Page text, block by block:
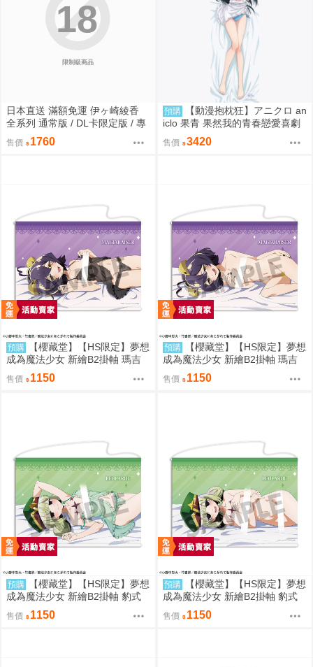
限制級商品
18
日本直送 滿額免運 伊ヶ崎綾香
全系列 通常版 / DL卡限定版 / 專
屬香味 / 枕套 / 豪華套組 疾風雷
神
售價 1760
預購
【動漫抱枕狂】アニクロ an
iclo 果青 果然我的青春戀愛喜劇
搞錯了 雪之下雪乃 海の家Ver 等
身抱枕套0830 預購
售價 3420
預購
【櫻藏堂】【HS限定】夢想
成為魔法少女 新繪B2掛軸 瑪吉
雅邪惡 陪睡A 超憧憬Ver. |日空 動
漫周邊
售價 1150
預購
【櫻藏堂】【HS限定】夢想
成為魔法少女 新繪B2掛軸 瑪吉
雅邪惡 陪睡B 超憧憬Ver. |日空
動漫周邊
售價 1150
預購
【櫻藏堂】【HS限定】夢想
成為魔法少女 新繪B2掛軸 豹式
裝甲 陪睡A 超憧憬Ver. |日空 動漫
周邊
售價 1150
預購
【櫻藏堂】【HS限定】夢想
成為魔法少女 新繪B2掛軸 豹式
裝甲 陪睡B 超憧憬Ver. |日空 動
漫周邊
售價 1150